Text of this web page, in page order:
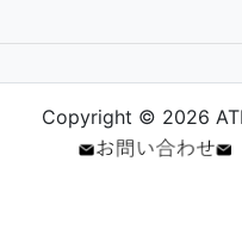
Copyright © 2026